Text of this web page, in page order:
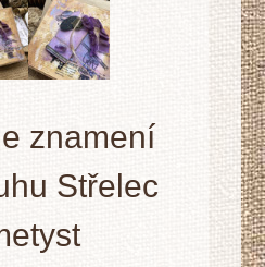
znamení
Střelec